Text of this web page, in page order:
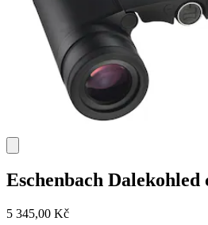
Eschenbach Dalekohled
5 345,00 Kč